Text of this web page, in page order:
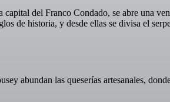
capital del Franco Condado, se abre una
de historia, y desde ellas se divisa el
abundan las queserías artesanales,